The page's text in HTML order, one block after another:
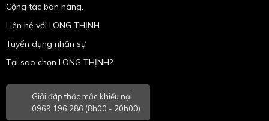
Cộng tác bán hàng.
Liên hệ với LONG THỊNH
Tuyển dụng nhân sự
Tại sao chọn LONG THỊNH?
Giải đáp thắc mắc khiếu nại
0969 196 286 (8h00 - 20h00)